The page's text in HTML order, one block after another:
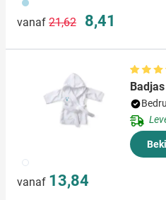
vanaf Normale prijs
21,62 Speciale prijs
8,41
002
vanaf 13,84